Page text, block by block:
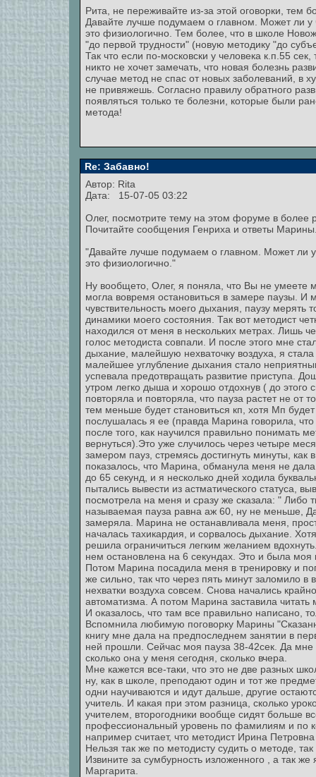
Рита, не переживайте из-за этой оговорки, тем
Давайте лучше подумаем о главном. Может ли у
это физиологично. Тем более, что в школе
"до первой трудности" (новую методику "до
Так что если по-московски у человека к.п.55
никто не хочет замечать, что новая болезнь
случае метод не спас от новых заболеваний, в
не привяжешь. Согласно правилу обратного
появляться только те болезни, которые были
метода!
Re: Забавно!
Автор: Rita
Дата: 15-07-05 03:22
Олег, посмотрите тему на этом форуме в
Почитайте сообщения Генриха и ответы
"Давайте лучше подумаем о главном. Может ли
это физиологично."
Ну вообщето, Олег, я поняла, что Вы не умеете
могла вовремя остановиться в замере паузы. И
чувствительность моего дыхания, паузу мерять
динамики моего состояния. Так вот методист
находился от меня в нескольких метрах. Лишь
голос методиста совпали. И после этого мне
дыхание, малейшую нехваточку воздуха, я
малейшее углубление дыхания стало
успевала предотвращать развитие приступа.
утром легко дыша и хорошо отдохнув ( до
повторяла и повторяла, что пауза растет не
тем меньше будет становиться кп, хотя Мп
послушалась я ее (правда Марина говорила,
после того, как научился правильно понимать
вернуться).Это уже случилось через четыре
замером пауз, стремясь достигнуть минуты,
показалось, что Марина, обманула меня не
до 65 секунд, и я несколько дней ходила
пытались вывести из астматического
посмотрела на меня и сразу же сказала: " Либо
называемая пауза равна аж 60, ну не меньше,
замеряла. Марина не останавливала меня,
началась тахикардия, и сорвалось дыхание.
решила ограничиться легким желанием
нем остановлена на 6 секундах. Это и была моя
Потом Марина посадила меня в тренировку и
же сильно, так что через пять минут заломило в
нехватки воздуха совсем. Снова начались
автоматизма. А потом Марина заставила
И оказалось, что там все правильно написано,
Вспомнила любимую поговорку Марины
книгу мне дала на предпоследнем занятии в
ней прошли. Сейчас моя пауза 38-42сек. Да
сколько она у меня сегодня, сколько вчера.
Мне кажется все-таки, что это не две разных
ну, как в школе, преподают один и тот же
одни научиваются и идут дальше, другие
учитель. И какая при этом разница, сколько
учителем, второгодники вообще сидят больше
профессиональный уровень по фамилиям и по
например считает, что методист Ирина
Нельзя так же по методисту судить о методе,
Извините за сумбурность изложенного , а так
Маргарита.